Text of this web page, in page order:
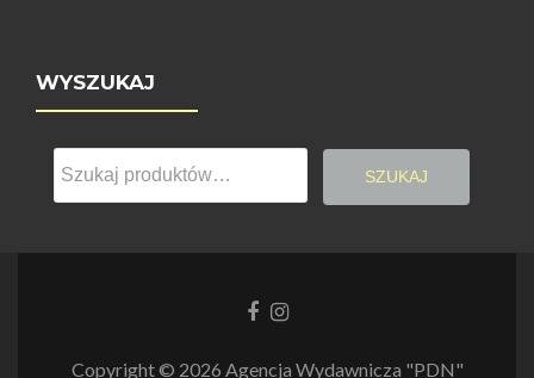
WYSZUKAJ
Szukaj:
SZUKAJ
LinkLink
Copyright © 2026 Agencja Wydawnicza "PDN"